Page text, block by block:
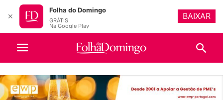
✕
Folha do Domingo
GRÁTIS
Na Google Play
BAIXAR